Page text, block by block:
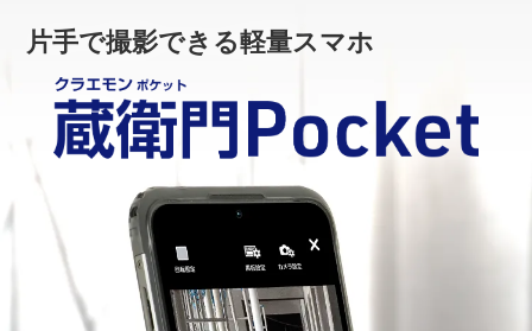
片手で撮影できる軽量スマホ